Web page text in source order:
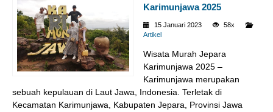
Karimunjawa 2025
15 Januari 2023
58x
Artikel
Wisata Murah Jepara
Karimunjawa 2025 –
Karimunjawa merupakan
sebuah kepulauan di Laut Jawa, Indonesia. Terletak di
Kecamatan Karimunjawa, Kabupaten Jepara, Provinsi Jawa